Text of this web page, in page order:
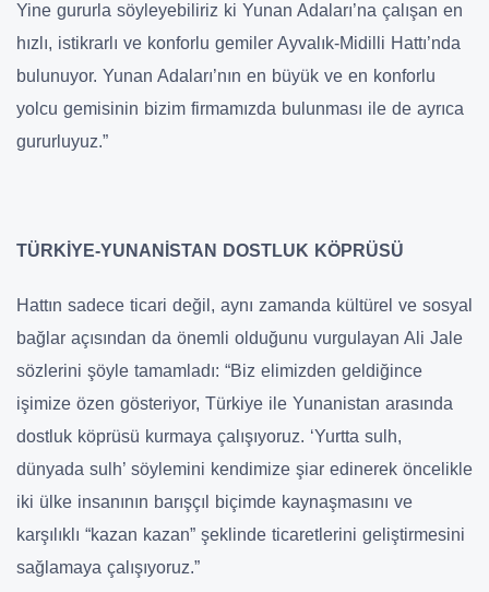
Yine gururla söyleyebiliriz ki Yunan Adaları’na çalışan en
hızlı, istikrarlı ve konforlu gemiler Ayvalık-Midilli Hattı’nda
bulunuyor. Yunan Adaları’nın en büyük ve en konforlu
yolcu gemisinin bizim firmamızda bulunması ile de ayrıca
gururluyuz.”
TÜRKİYE-YUNANİSTAN DOSTLUK KÖPRÜSÜ
Hattın sadece ticari değil, aynı zamanda kültürel ve sosyal
bağlar açısından da önemli olduğunu vurgulayan Ali Jale
sözlerini şöyle tamamladı: “Biz elimizden geldiğince
işimize özen gösteriyor, Türkiye ile Yunanistan arasında
dostluk köprüsü kurmaya çalışıyoruz. ‘Yurtta sulh,
dünyada sulh’ söylemini kendimize şiar edinerek öncelikle
iki ülke insanının barışçıl biçimde kaynaşmasını ve
karşılıklı “kazan kazan” şeklinde ticaretlerini geliştirmesini
sağlamaya çalışıyoruz.”